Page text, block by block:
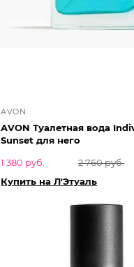
AVON
AVON Туалетная вода
Sunset для него
1 380 руб.
2 760 руб.
Купить на Л'Этуаль